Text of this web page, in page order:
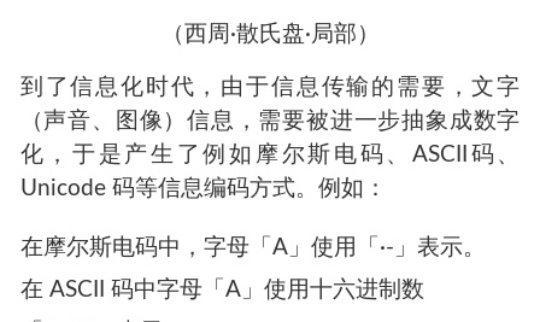
（西周·散氏盘·局部）